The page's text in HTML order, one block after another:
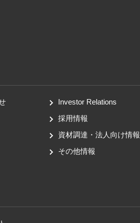
Investor Relations
採用情報
資材調達・法人向け情報
その他情報